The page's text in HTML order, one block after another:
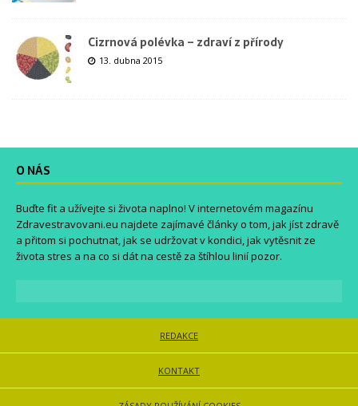
Cizrnová polévka – zdraví z přírody
13. dubna 2015
O NÁS
Buďte fit a užívejte si života naplno! V internetovém magazínu
Zdravestravovani.eu najdete zajímavé články o tom, jak jíst zdravě
a přitom si pochutnat, jak se udržovat v kondici, jak vytěsnit ze
života stres a na co si dát na cestě za štíhlou linií pozor.
REDAKCE
KONTAKT